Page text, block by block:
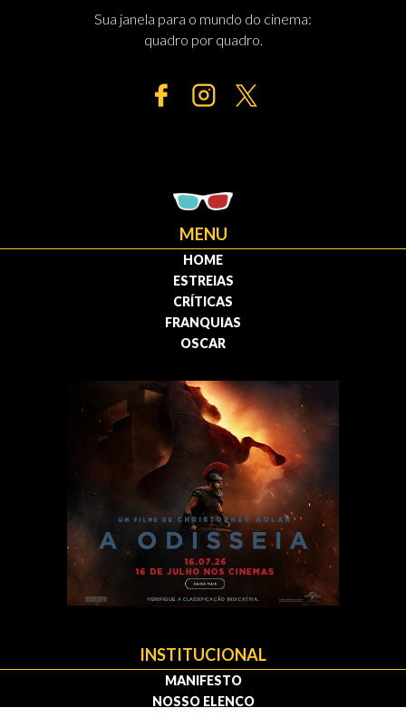
Sua janela para o mundo do cinema:
quadro por quadro.
MENU
HOME
ESTREIAS
CRÍTICAS
FRANQUIAS
OSCAR
INSTITUCIONAL
MANIFESTO
NOSSO ELENCO